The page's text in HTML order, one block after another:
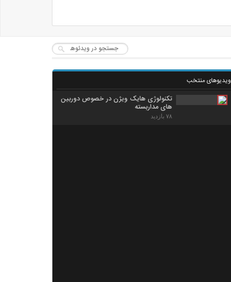
ویدیوهای منتخب
تکنولوژی هایک ویژن در خصوص دوربین
های مداربسته
۷۸ بازدید